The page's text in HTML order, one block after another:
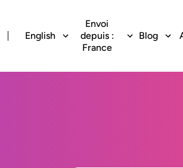
English
Envoi
depuis :
France
Blog